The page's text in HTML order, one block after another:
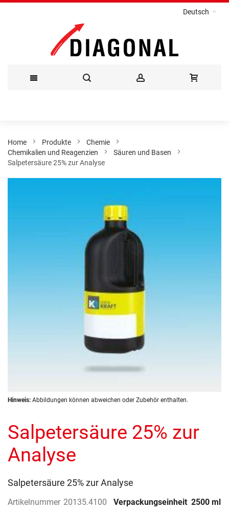
Deutsch
Inhalt
Home Produkte
Chemie
Chemikalien und Reagenzien
Säuren und Basen
Salpetersäure 25% zur Analyse
Zum
Bildergalerie
springen
Hinweis: Abbildungen können abweichen oder Zubehör enthalten.
Salpetersäure 25% zur
Analyse
Salpetersäure 25% zur Analyse
Artikelnummer 20135.4100 Verpackungseinheit 2500 ml